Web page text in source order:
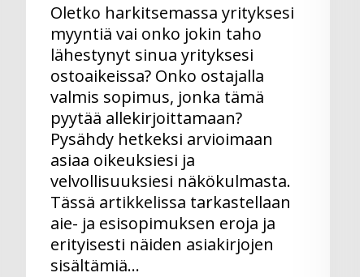
Oletko harkitsemassa yrityksesi
myyntiä vai onko jokin taho
lähestynyt sinua yrityksesi
ostoaikeissa? Onko ostajalla
valmis sopimus, jonka tämä
pyytää allekirjoittamaan?
Pysähdy hetkeksi arvioimaan
asiaa oikeuksiesi ja
velvollisuuksiesi näkökulmasta.
Tässä artikkelissa tarkastellaan
aie- ja esisopimuksen eroja ja
erityisesti näiden asiakirjojen
sisältämiä…